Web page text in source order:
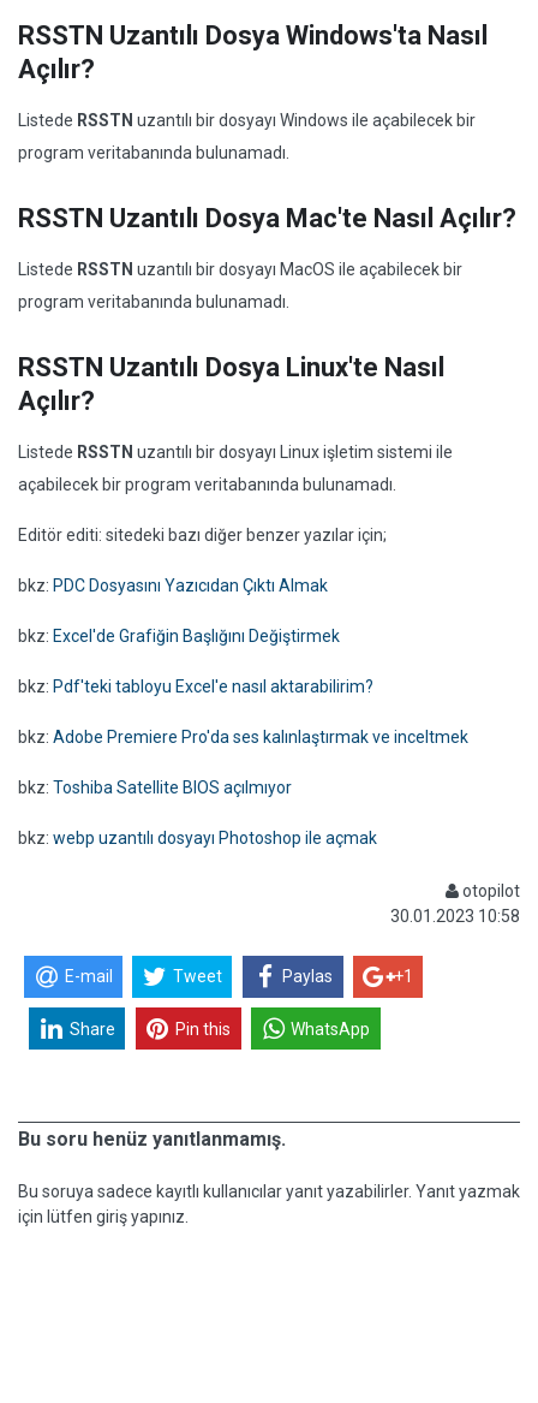
RSSTN Uzantılı Dosya Windows'ta Nasıl
Açılır?
Listede RSSTN uzantılı bir dosyayı Windows ile açabilecek bir
program veritabanında bulunamadı.
RSSTN Uzantılı Dosya Mac'te Nasıl Açılır?
Listede RSSTN uzantılı bir dosyayı MacOS ile açabilecek bir
program veritabanında bulunamadı.
RSSTN Uzantılı Dosya Linux'te Nasıl
Açılır?
Listede RSSTN uzantılı bir dosyayı Linux işletim sistemi ile
açabilecek bir program veritabanında bulunamadı.
Editör editi: sitedeki bazı diğer benzer yazılar için;
bkz: PDC Dosyasını Yazıcıdan Çıktı Almak
bkz: Excel'de Grafiğin Başlığını Değiştirmek
bkz: Pdf'teki tabloyu Excel'e nasıl aktarabilirim?
bkz: Adobe Premiere Pro'da ses kalınlaştırmak ve inceltmek
bkz: Toshiba Satellite BIOS açılmıyor
bkz: webp uzantılı dosyayı Photoshop ile açmak
otopilot
30.01.2023 10:58
E-mail Tweet Paylas +1
Share Pin this WhatsApp
Bu soru henüz yanıtlanmamış.
Bu soruya sadece kayıtlı kullanıcılar yanıt yazabilirler. Yanıt yazmak
için lütfen giriş yapınız.